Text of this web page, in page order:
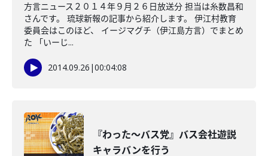
方言ニュース２０１４年９月２６日放送分 担当は糸数昌和
さんです。 琉球新報の記事から紹介します。 伊江村教育
委員会はこのほど、 イージマグチ（伊江島方言）でまとめ
た 「いーじ...
2014.09.26 |00:04:08
『わった～バス党』バス会社遊説
キャラバンを行う